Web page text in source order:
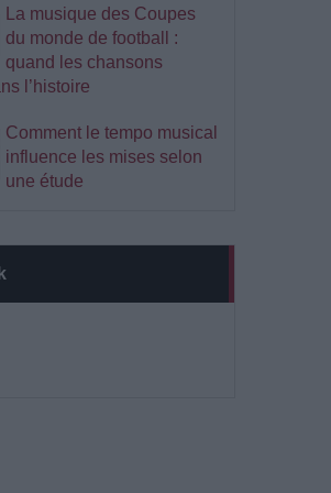
La musique des Coupes
du monde de football :
quand les chansons
l’histoire
Comment le tempo musical
influence les mises selon
une étude